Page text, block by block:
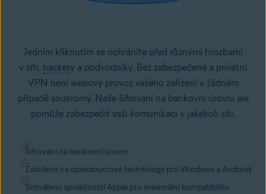
Jedním kliknutím se ochráníte před různými hrozbami
v síti, hackery a podvodníky. Bez zabezpečené a privátní
VPN není webový provoz vašeho zařízení v žádném
případě soukromý. Naše šifrování na bankovní úrovni ale
pomůže zabezpečit vaši komunikaci v jakékoli síti.
Šifrování na bankovní úrovni
Založeno na opensourcové technologii pro Windows a Android
Schváleno společností Apple pro maximální kompatibilitu